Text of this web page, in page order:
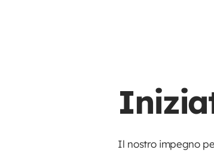
Il nostro impegno